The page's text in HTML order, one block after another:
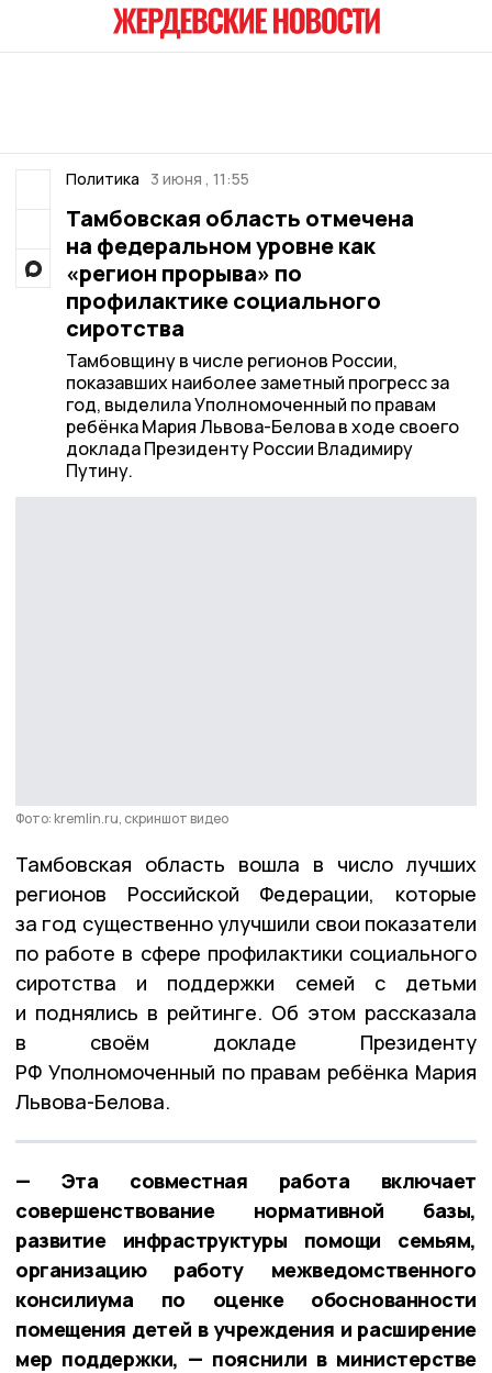
Политика 3 июня , 11:55
Тамбовская область отмечена
на федеральном уровне как
«регион прорыва» по
профилактике социального
сиротства
Тамбовщину в числе регионов России,
показавших наиболее заметный прогресс за
год, выделила Уполномоченный по правам
ребёнка Мария Львова-Белова в ходе своего
доклада Президенту России Владимиру
Путину.
Фото: kremlin.ru, скриншот видео
Тамбовская область вошла в число лучших
регионов Российской Федерации, которые
за год существенно улучшили свои показатели
по работе в сфере профилактики социального
сиротства и поддержки семей с детьми
и поднялись в рейтинге. Об этом рассказала
в своём докладе Президенту
РФ Уполномоченный по правам ребёнка Мария
Львова-Белова.
— Эта совместная работа включает
совершенствование нормативной базы,
развитие инфраструктуры помощи семьям,
организацию работу межведомственного
консилиума по оценке обоснованности
помещения детей в учреждения и расширение
мер поддержки, — пояснили в министерстве